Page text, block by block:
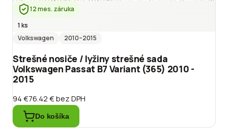
12 mes. záruka
1 ks
Volkswagen
2010–2015
Strešné nosiče / lyžiny strešné sada
Volkswagen Passat B7 Variant (365) 2010 -
2015
94 €76.42 €bez DPH
Do košíka